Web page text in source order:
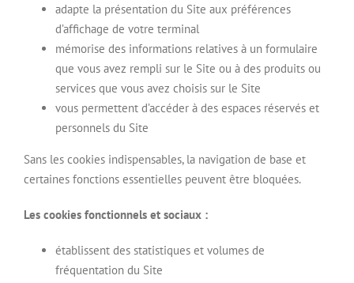
adapte la présentation du Site aux préférences
d’affichage de votre terminal
mémorise des informations relatives à un formulaire
que vous avez rempli sur le Site ou à des produits ou
services que vous avez choisis sur le Site
vous permettent d’accéder à des espaces réservés et
personnels du Site
Sans les cookies indispensables, la navigation de base et
certaines fonctions essentielles peuvent être bloquées.
Les cookies fonctionnels et sociaux :
établissent des statistiques et volumes de
fréquentation du Site